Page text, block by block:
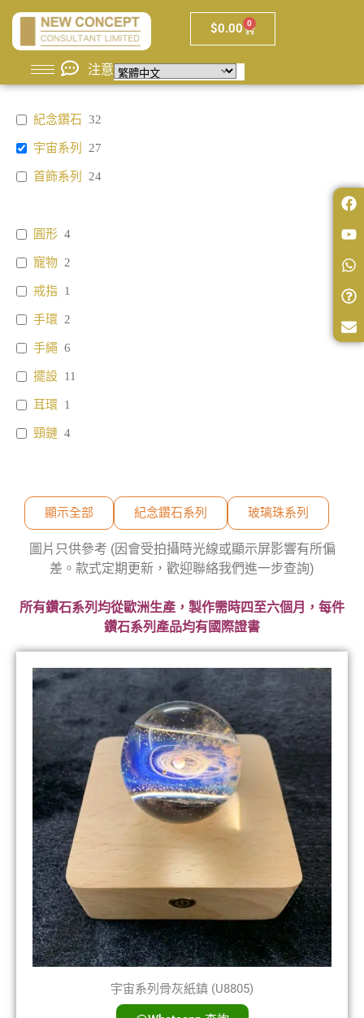
$0.00 0
注意
紀念鑽石 32
宇宙系列 27
首飾系列 24
圓形 4
寵物 2
戒指 1
手環 2
手繩 6
擺設 11
耳環 1
頸鏈 4
顯示全部 紀念鑽石系列 玻璃珠系列
圖片只供參考 (因會受拍攝時光線或顯示屏影響有所偏
差。款式定期更新，歡迎聯絡我們進一步查詢)
所有鑽石系列均從歐洲生產，製作需時四至六個月，每件
鑽石系列產品均有國際證書
宇宙系列骨灰紙鎮 (U8805)